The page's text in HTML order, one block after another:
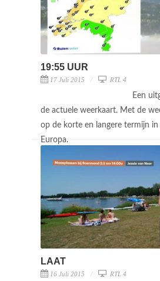
19:55 UUR
17 Juli 2015 RTL 4
Een
de actuele weerkaart. Met de
op de korte en langere termijn in
Europa.
LAAT
16 Juli 2015 RTL 4